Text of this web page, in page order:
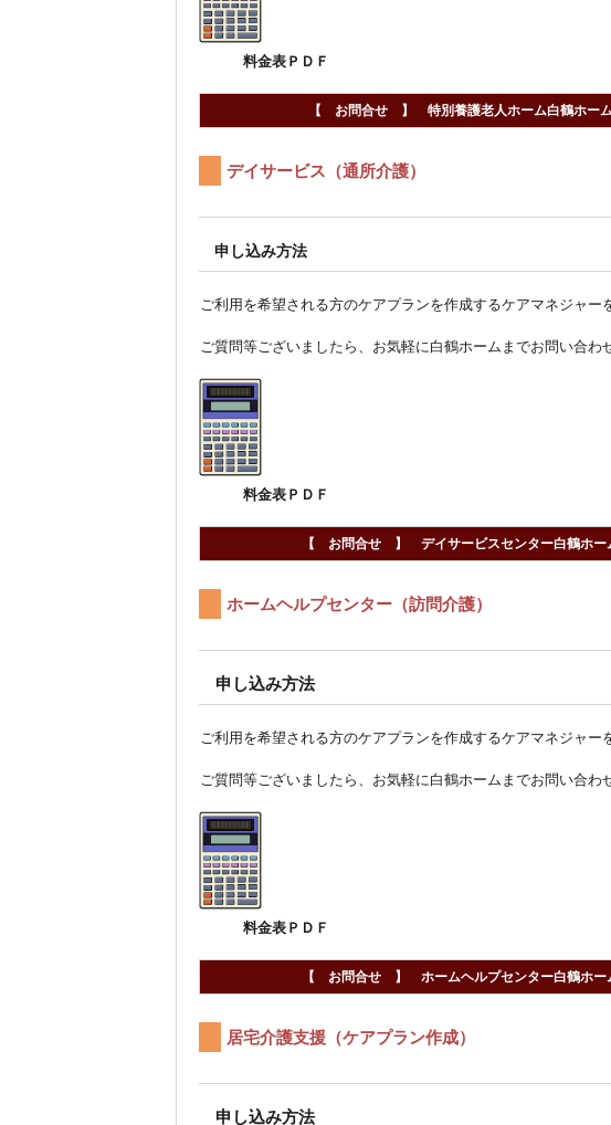
料金表ＰＤＦ
【 お問合せ 】 特別養護老人ホーム白鶴ホ
デイサービス（通所介護）
申し込み方法
ご利用を希望される方のケアプランを作成するケアマネジャー
ご質問等ございましたら、お気軽に白鶴ホームまでお問い合わ
料金表ＰＤＦ
【 お問合せ 】 デイサービスセンター白鶴
ホームヘルプセンター（訪問介護）
申し込み方法
ご利用を希望される方のケアプランを作成するケアマネジャー
ご質問等ございましたら、お気軽に白鶴ホームまでお問い合わ
料金表ＰＤＦ
【 お問合せ 】 ホームヘルプセンター白鶴
居宅介護支援（ケアプラン作成）
申し込み方法